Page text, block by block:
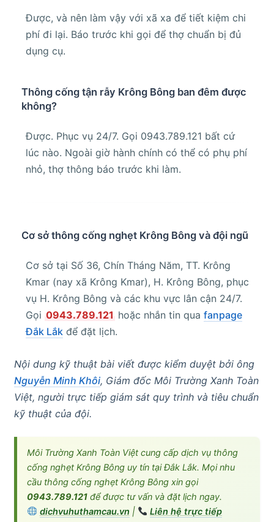
Được, và nên làm vậy với xã xa để tiết kiệm chi
phí đi lại. Báo trước khi gọi để thợ chuẩn bị đủ
dụng cụ.
Thông cống tận rẫy Krông Bông ban đêm được
không?
Được. Phục vụ 24/7. Gọi 0943.789.121 bất cứ
lúc nào. Ngoài giờ hành chính có thể có phụ phí
nhỏ, thợ thông báo trước khi làm.
Cơ sở thông cống nghẹt Krông Bông và đội ngũ
Cơ sở tại Số 36, Chín Tháng Năm, TT. Krông
Kmar (nay xã Krông Kmar), H. Krông Bông, phục
vụ H. Krông Bông và các khu vực lân cận 24/7.
Gọi 0943.789.121 hoặc nhắn tin qua fanpage
Đắk Lắk để đặt lịch.
Nội dung kỹ thuật bài viết được kiểm duyệt bởi ông
Nguyễn Minh Khôi, Giám đốc Môi Trường Xanh Toàn
Việt, người trực tiếp giám sát quy trình và tiêu chuẩn
kỹ thuật của đội.
Môi Trường Xanh Toàn Việt cung cấp dịch vụ thông
cống nghẹt Krông Bông uy tín tại Đắk Lắk. Mọi nhu
cầu thông cống nghẹt Krông Bông xin gọi
0943.789.121 để được tư vấn và đặt lịch ngay.
dichvuhuthamcau.vn | Liên hệ trực tiếp